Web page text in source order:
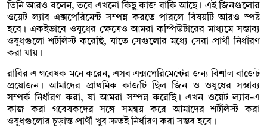
তিনি আরও বলেন, তবে এখনো কিছু কাজ বাকি আছে। এই জিনগুলোর
ওয়েট ল্যাব এক্সপেরিমেন্ট সম্পন্ন করতে পারলে বিষয়টি আরও স্পষ্ট
হবে। একইভাবে ওষুধের ক্ষেত্রেও আমরা কম্পিউটারের মাধ্যমে সম্ভাব্য
ওষুধগুলো শর্টলিস্ট করেছি, যাতে সেগুলোর মধ্যে সেরা প্রার্থী নির্ধারণ
করা যায়।
রাবির এ গবেষক মনে করেন, এসব এক্সপেরিমেন্টের জন্য বিশাল বাজেট
প্রয়োজন। আমাদের প্রাথমিক কাজটি ছিল জিন ও ওষুধের সম্ভাব্য
সম্পর্ক নির্ধারণ করা, যা আমরা সম্পন্ন করেছি। এখন ওয়েট ল্যাব-এ
কাজ করা গবেষকদের সঙ্গে সমন্বয় করে আমাদের শর্টলিস্ট করা
ওষুধগুলোর চূড়ান্ত প্রার্থী খুব দ্রুতই নির্ধারণ করা সম্ভব হবে।